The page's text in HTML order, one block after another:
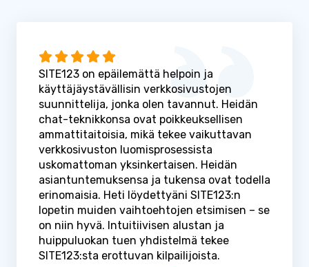
SITE123 on epäilemättä helpoin ja
käyttäjäystävällisin verkkosivustojen
suunnittelija, jonka olen tavannut. Heidän
chat-teknikkonsa ovat poikkeuksellisen
ammattitaitoisia, mikä tekee vaikuttavan
verkkosivuston luomisprosessista
uskomattoman yksinkertaisen. Heidän
asiantuntemuksensa ja tukensa ovat todella
erinomaisia. Heti löydettyäni SITE123:n
lopetin muiden vaihtoehtojen etsimisen – se
on niin hyvä. Intuitiivisen alustan ja
huippuluokan tuen yhdistelmä tekee
SITE123:sta erottuvan kilpailijoista.